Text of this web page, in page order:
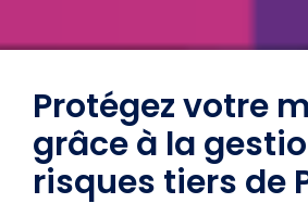
Protégez votre
grâce à la
risques tiers de